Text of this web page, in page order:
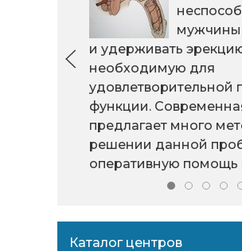
мужчины
и удерживать
необходимую для
удовлетворительной
функции.
предлагает много
решении данной
оперативную помощь
Каталог центров